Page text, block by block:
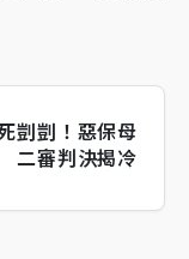
剴剴！惡保母
二審判決揭冷